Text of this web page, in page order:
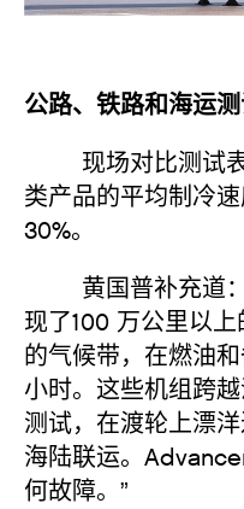
公路、铁路和海运
现场对比测试表
类产品的平均制冷
30%。
黄国普补充道：
现了100 万公里以
的气候带，在燃油
小时。这些机组跨
测试，在渡轮上漂
海陆联运。
何故障。”